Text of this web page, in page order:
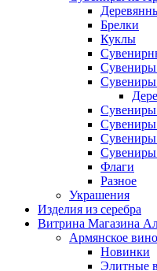
Брелки
Куклы
Сувениры
Сувениры
Сувениры
Сувениры
Сувениры
Сувениры
Флаги
Разное
Украшения
Изделия из серебра
Витрина Магазина
Армянское вино
Новинки
Элитные